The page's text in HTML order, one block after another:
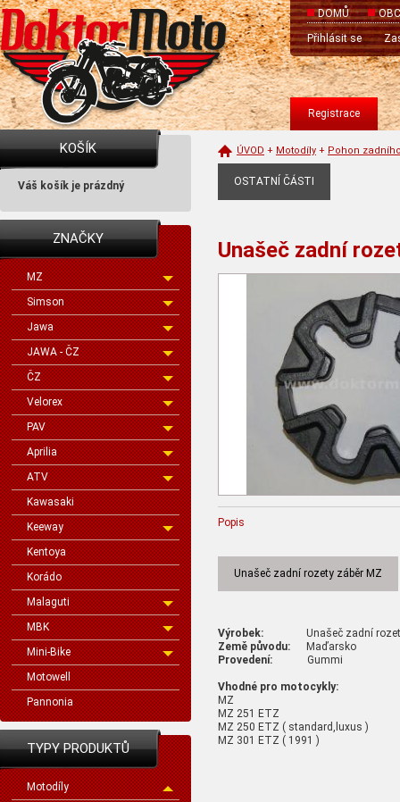
DOMŮ
Přihlásit se
Registrace
KOŠÍK
Váš košík je prázdný
ZNAČKY
MZ
Simson
Jawa
JAWA - ČZ
ČZ
Velorex
PAV
Aprilia
ATV
Kawasaki
Keeway
Kentoya
Korádo
Malaguti
MBK
Mini-Bike
Motowell
Pannonia
TYPY PRODUKTŮ
Motodíly
ÚVOD + Motodíly + Pohon
OSTATNÍ ČÁSTI
Unašeč zadní
Popis
Unašeč zadní rozety záběr MZ
Výrobek: Unašeč zadní rozety
Země původu: Maďarsko
Provedení: Gummi
Vhodné pro motocykly:
MZ
MZ 251 ETZ
MZ 250 ETZ ( standard,luxus )
MZ 301 ETZ ( 1991 )